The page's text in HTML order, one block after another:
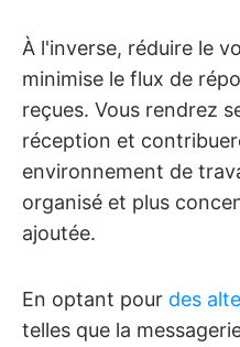
À l'inverse, réduire le
minimise le flux de
reçues. Vous rendrez
réception et
environnement de
organisé et plus
ajoutée.
En optant pour des
telles que la